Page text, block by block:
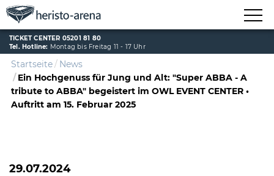
TICKET CENTER 05201 81 80
Tel. Hotline: Montag bis Freitag 11 - 17 Uhr
Startseite
News
Ein Hochgenuss für Jung und Alt: "Super ABBA - A
tribute to ABBA" begeistert im OWL EVENT CENTER •
Auftritt am 15. Februar 2025
29.07.2024